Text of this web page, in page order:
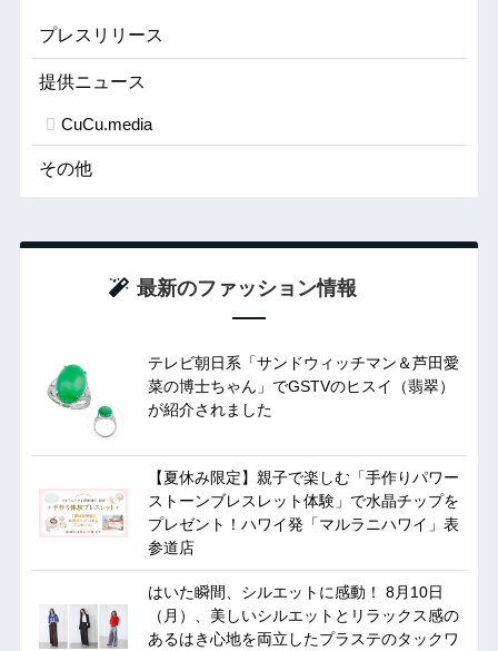
プレスリリース
提供ニュース
CuCu.media
その他
最新のファッション情報
テレビ朝日系「サンドウィッチマン＆芦田愛
菜の博士ちゃん」でGSTVのヒスイ（翡翠）
が紹介されました
【夏休み限定】親子で楽しむ「手作りパワー
ストーンブレスレット体験」で水晶チップを
プレゼント！ハワイ発「マルラニハワイ」表
参道店
はいた瞬間、シルエットに感動！ 8月10日
（月）、美しいシルエットとリラックス感の
あるはき心地を両立したプラステのタックワ